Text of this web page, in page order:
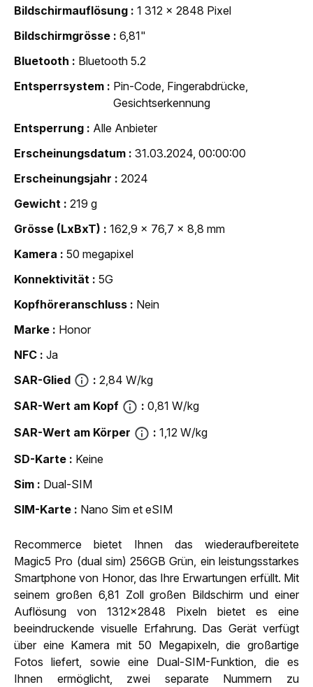
Bildschirmauflösung
1 312 x 2848 Pixel
Bildschirmgrösse
6,81"
Bluetooth
Bluetooth 5.2
Entsperrsystem
Pin-Code, Fingerabdrücke,
Gesichtserkennung
Entsperrung
Alle Anbieter
Erscheinungsdatum
31.03.2024, 00:00:00
Erscheinungsjahr
2024
Gewicht
219 g
Grösse (LxBxT)
162,9 x 76,7 x 8,8 mm
Kamera
50 megapixel
Konnektivität
5G
Kopfhöreranschluss
Nein
Marke
Honor
NFC
Ja
SAR-Glied
2,84 W/kg
SAR-Wert am Kopf
0,81 W/kg
SAR-Wert am Körper
1,12 W/kg
SD-Karte
Keine
Sim
Dual-SIM
SIM-Karte
Nano Sim et eSIM
Recommerce bietet Ihnen das wiederaufbereitete
Magic5 Pro (dual sim) 256GB Grün, ein leistungsstarkes
Smartphone von Honor, das Ihre Erwartungen erfüllt. Mit
seinem großen 6,81 Zoll großen Bildschirm und einer
Auflösung von 1312x2848 Pixeln bietet es eine
beeindruckende visuelle Erfahrung. Das Gerät verfügt
über eine Kamera mit 50 Megapixeln, die großartige
Fotos liefert, sowie eine Dual-SIM-Funktion, die es
Ihnen ermöglicht, zwei separate Nummern zu